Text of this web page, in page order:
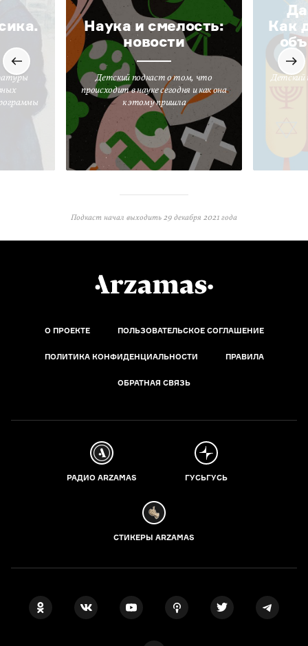
Наука и смелость:
новости
Детский подкаст о том, что
происходит в науке сегодня и как она
к этому пришла
Да
Как
Детский
Подкаст начал выходить 29 декабря 2021 года
О ПРОЕКТЕ ПОЛЬЗОВАТЕЛЬСКОЕ СОГЛАШЕНИЕ
ПОЛИТИКА КОНФИДЕНЦИАЛЬНОСТИ ПРАВИЛА
ОБРАТНАЯ СВЯЗЬ
РАДИО ARZAMAS ГУСЬГУСЬ
СТИКЕРЫ ARZAMAS